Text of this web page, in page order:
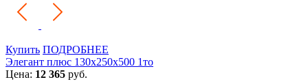
Купить ПОДРОБНЕЕ
Элегант плюс 130x250x500 1то
Цена: 12 365 руб.